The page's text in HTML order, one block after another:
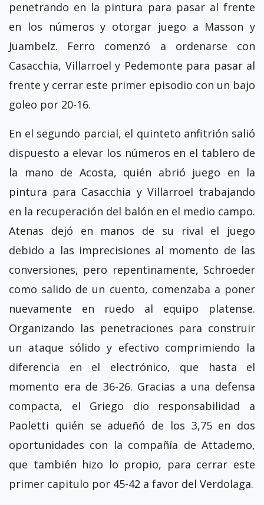
penetrando en la pintura para pasar al frente
en los números y otorgar juego a Masson y
Juambelz. Ferro comenzó a ordenarse con
Casacchia, Villarroel y Pedemonte para pasar al
frente y cerrar este primer episodio con un bajo
goleo por 20-16.
En el segundo parcial, el quinteto anfitrión salió
dispuesto a elevar los números en el tablero de
la mano de Acosta, quién abrió juego en la
pintura para Casacchia y Villarroel trabajando
en la recuperación del balón en el medio campo.
Atenas dejó en manos de su rival el juego
debido a las imprecisiones al momento de las
conversiones, pero repentinamente, Schroeder
como salido de un cuento, comenzaba a poner
nuevamente en ruedo al equipo platense.
Organizando las penetraciones para construir
un ataque sólido y efectivo comprimiendo la
diferencia en el electrónico, que hasta el
momento era de 36-26. Gracias a una defensa
compacta, el Griego dio responsabilidad a
Paoletti quién se adueñó de los 3,75 en dos
oportunidades con la compañía de Attademo,
que también hizo lo propio, para cerrar este
primer capitulo por 45-42 a favor del Verdolaga.